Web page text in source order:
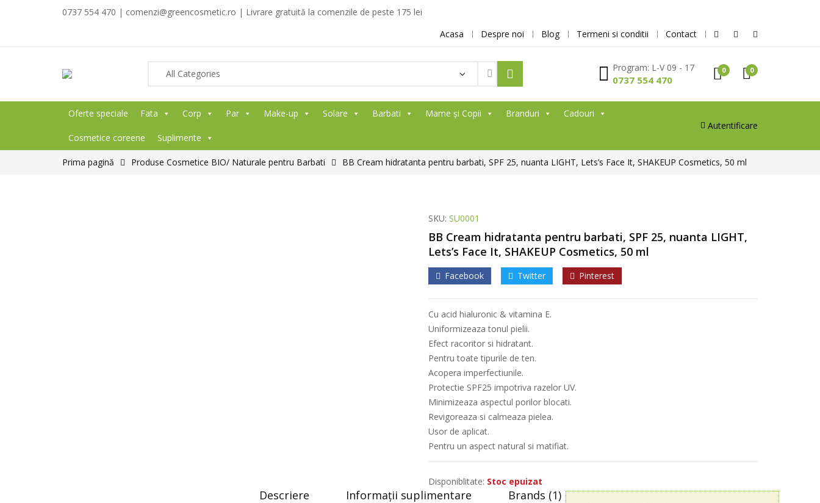
0737 554 470 | comenzi@greencosmetic.ro | Livrare gratuită la comenzile de peste 175 lei
Acasa
Despre noi Blog Termeni si conditii Contact
Program: L-V 09 - 17
0737 554 470
0 0
Oferte speciale Fata Corp Par Make-up Solare Barbati Mame și Copii Branduri Cadouri
Cosmetice coreene Suplimente
Autentificare
Prima pagină Produse Cosmetice BIO/ Naturale pentru Barbati BB Cream hidratanta pentru barbati, SPF 25, nuanta LIGHT, Lets’s Face It, SHAKEUP Cosmetics, 50 ml
SKU: SU0001
BB Cream hidratanta pentru barbati, SPF 25, nuanta LIGHT,
Lets’s Face It, SHAKEUP Cosmetics, 50 ml
Facebook Twitter Pinterest
Cu acid hialuronic & vitamina E.
Uniformizeaza tonul pielii.
Efect racoritor si hidratant.
Pentru toate tipurile de ten.
Acopera imperfectiunile.
Protectie SPF25 impotriva razelor UV.
Minimizeaza aspectul porilor blocati.
Revigoreaza si calmeaza pielea.
Usor de aplicat.
Pentru un aspect natural si matifiat.
Disponiblitate: Stoc epuizat
Descriere Informații suplimentare Brands (1)